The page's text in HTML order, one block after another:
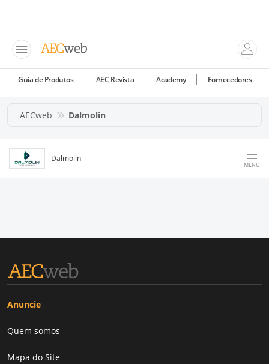
Guia de Produtos AEC Revista Academy Fornecedores
AECweb Dalmolin
Dalmolin
MENU
Anuncie
Quem somos
Mapa do Site